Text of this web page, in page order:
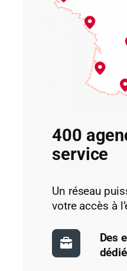
du logement, des
(alimentation,
de la nécessité
d’épargne. Elles
indicatives :
selon son mode
400
service
Un réseau
votre accès à
Des